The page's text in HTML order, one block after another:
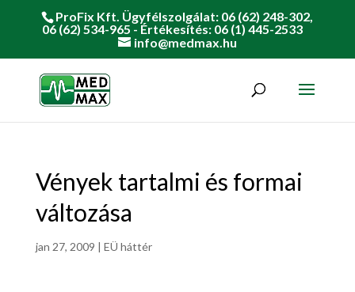
ProFix Kft. Ügyfélszolgálat: 06 (62) 248-302,
06 (62) 534-965 - Értékesítés: 06 (1) 445-2533
info@medmax.hu
Vények tartalmi és formai
változása
jan 27, 2009 | EÜ háttér